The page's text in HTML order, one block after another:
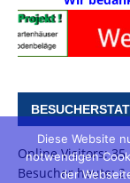
Online Visitors:35
Besucher heute:
Diese Website
notwendigen
der